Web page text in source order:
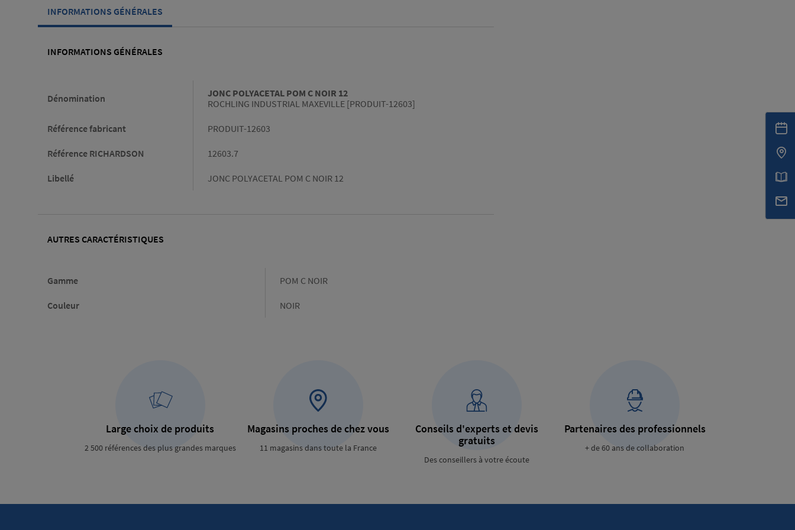
INFORMATIONS GÉNÉRALES
INFORMATIONS GÉNÉRALES
Dénomination
JONC POLYACETAL POM C NOIR 12
ROCHLING INDUSTRIAL MAXEVILLE [PRODUIT-12603]
Référence fabricant PRODUIT-12603
Référence RICHARDSON 12603.7
Libellé JONC POLYACETAL POM C NOIR 12
AUTRES CARACTÉRISTIQUES
Gamme Gamme
POM C NOIR
Couleur Couleur
NOIR
Large choix de produits
2 500 références des plus grandes marques
Magasins proches de chez vous
11 magasins dans toute la France
Conseils d'experts et devis
gratuits
Des conseillers à votre écoute
Partenaires des professionnels
+ de 60 ans de collaboration